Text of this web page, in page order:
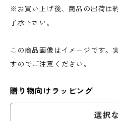
※お買い上げ後、商品の出荷は
了承下さい。
この商品画像はイメージです。
すのでご注意ください。
贈り物向けラッピング
選択